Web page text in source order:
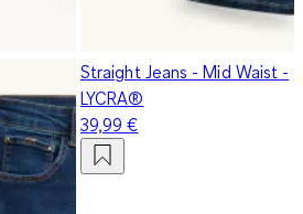
Straight Jeans - Mid Waist -
LYCRA®
39,99 €